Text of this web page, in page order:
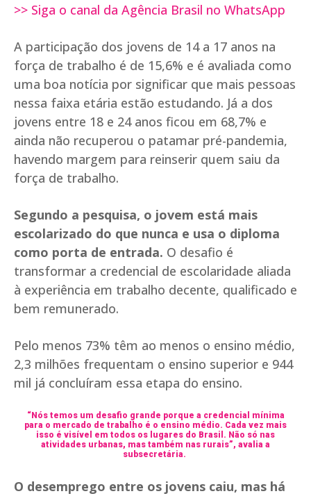
>> Siga o canal da Agência Brasil no WhatsApp
A participação dos jovens de 14 a 17 anos na
força de trabalho é de 15,6% e é avaliada como
uma boa notícia por significar que mais pessoas
nessa faixa etária estão estudando. Já a dos
jovens entre 18 e 24 anos ficou em 68,7% e
ainda não recuperou o patamar pré-pandemia,
havendo margem para reinserir quem saiu da
força de trabalho.
Segundo a pesquisa, o jovem está mais
escolarizado do que nunca e usa o diploma
como porta de entrada. O desafio é
transformar a credencial de escolaridade aliada
à experiência em trabalho decente, qualificado e
bem remunerado.
Pelo menos 73% têm ao menos o ensino médio,
2,3 milhões frequentam o ensino superior e 944
mil já concluíram essa etapa do ensino.
“Nós temos um desafio grande porque a credencial mínima
para o mercado de trabalho é o ensino médio. Cada vez mais
isso é visível em todos os lugares do Brasil. Não só nas
atividades urbanas, mas também nas rurais”, avalia a
subsecretária.
O desemprego entre os jovens caiu, mas há